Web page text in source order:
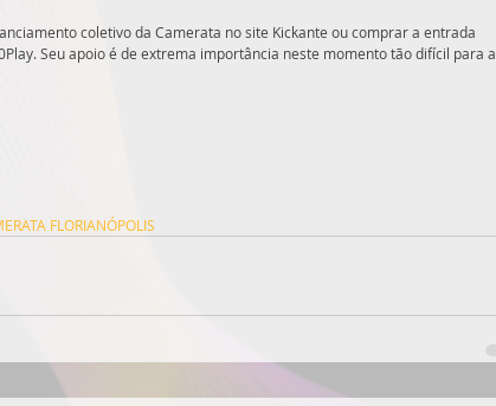
coletivo da Camerata no site Kickante ou comprar a entrada
Seu apoio é de extrema importância neste momento tão difícil para a
FLORIANÓPOLIS